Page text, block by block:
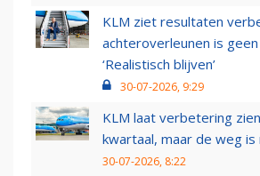
KLM ziet resultaten
achteroverleunen is
‘Realistisch blijven’
30-07-2026, 9:29
KLM laat verbetering
kwartaal, maar de weg is
30-07-2026, 8:22